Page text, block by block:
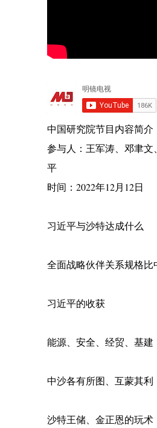
中国研究院节目内容简介
参与人：王军涛、邓聿文
平
时间：2022年12月12日
习近平与沙特达成什么
全面战略伙伴关系规格比
习近平的收获
能源、安全、经贸、基建
中沙各有所图、互蒙其利
沙特王储、金正恩的玩术